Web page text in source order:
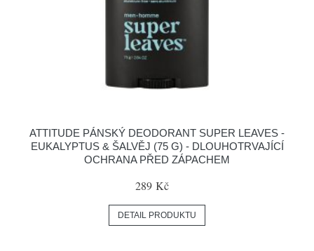
ATTITUDE PÁNSKÝ DEODORANT SUPER LEAVES -
EUKALYPTUS & ŠALVĚJ (75 G) - DLOUHOTRVAJÍCÍ
OCHRANA PŘED ZÁPACHEM
289 Kč
DETAIL PRODUKTU